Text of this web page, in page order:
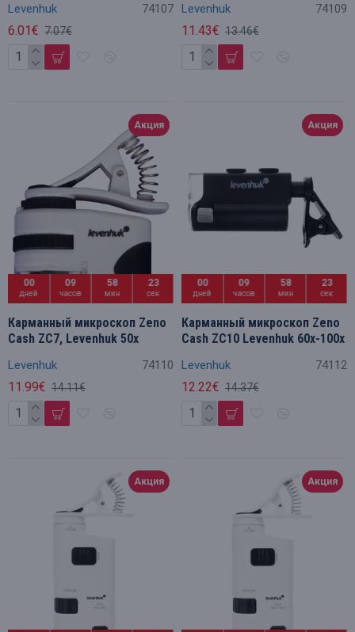
Levenhuk 74107
6.01€ 7.07€
Levenhuk 74109
11.43€ 13.46€
Акция
00
дней
09
часов
58
мин
23
сек
Levenhuk 74110
Карманный микроскоп Zeno
Cash ZC7, Levenhuk 50x
11.99€ 14.11€
Акция
00
дней
09
часов
58
мин
23
сек
Levenhuk 74112
Карманный микроскоп Zeno
Cash ZC10 Levenhuk 60x-100x
12.22€ 14.37€
Акция Акция